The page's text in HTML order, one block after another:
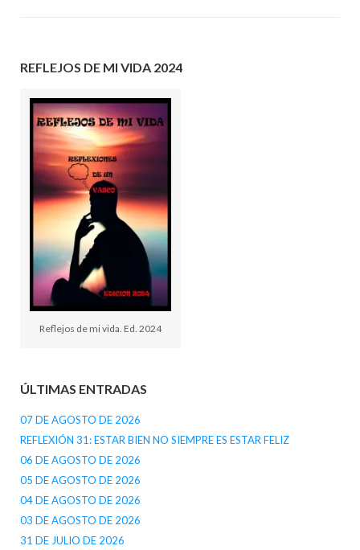
REFLEJOS DE MI VIDA 2024
Reflejos de mi vida. Ed. 2024
ÚLTIMAS ENTRADAS
07 DE AGOSTO DE 2026
REFLEXIÓN 31: ESTAR BIEN NO SIEMPRE ES ESTAR FELIZ
06 DE AGOSTO DE 2026
05 DE AGOSTO DE 2026
04 DE AGOSTO DE 2026
03 DE AGOSTO DE 2026
31 DE JULIO DE 2026